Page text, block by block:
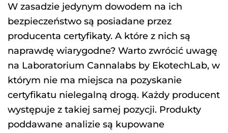
W zasadzie jedynym dowodem na ich
bezpieczeństwo są posiadane przez
producenta certyfikaty. A które z nich są
naprawdę wiarygodne? Warto zwrócić uwagę
na Laboratorium Cannalabs by EkotechLab, w
którym nie ma miejsca na pozyskanie
certyfikatu nielegalną drogą. Każdy producent
występuje z takiej samej pozycji. Produkty
poddawane analizie są kupowane